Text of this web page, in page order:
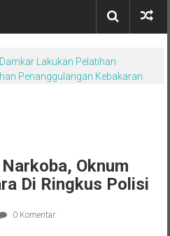
Lakukan Pelatihan
Penanggulangan Kebakaran
Oknum
Di Ringkus Polisi
0 Komentar